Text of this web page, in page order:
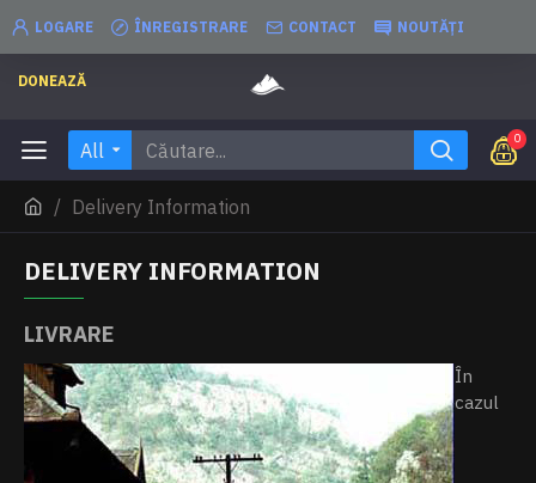
LOGARE ÎNREGISTRARE CONTACT NOUTĂȚI
DONEAZĂ
All 0
Delivery Information
DELIVERY INFORMATION
LIVRARE
În
cazul